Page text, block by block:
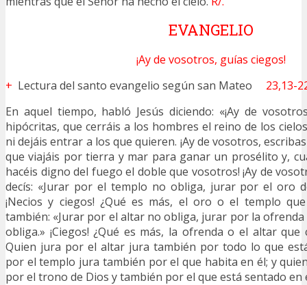
EVANGELIO
¡Ay de vosotros, guías ciegos!
+ Lectura del santo evangelio según san Mateo 23,13-
En aquel tiempo, habló Jesús diciendo: «¡Ay de
hipócritas, que cerráis a los hombres el reino de los
ni dejáis entrar a los que quieren. ¡Ay de vosotros,
que viajáis por tierra y mar para ganar un prosélito y,
hacéis digno del fuego el doble que vosotros! ¡Ay de
decís: «Jurar por el templo no obliga, jurar por el oro
¡Necios y ciegos! ¿Qué es más, el oro o el templo
también: «Jurar por el altar no obliga, jurar por la
obliga.» ¡Ciegos! ¿Qué es más, la ofrenda o el altar
Quien jura por el altar jura también por todo lo que
por el templo jura también por el que habita en él; y
por el trono de Dios y también por el que está sentado en